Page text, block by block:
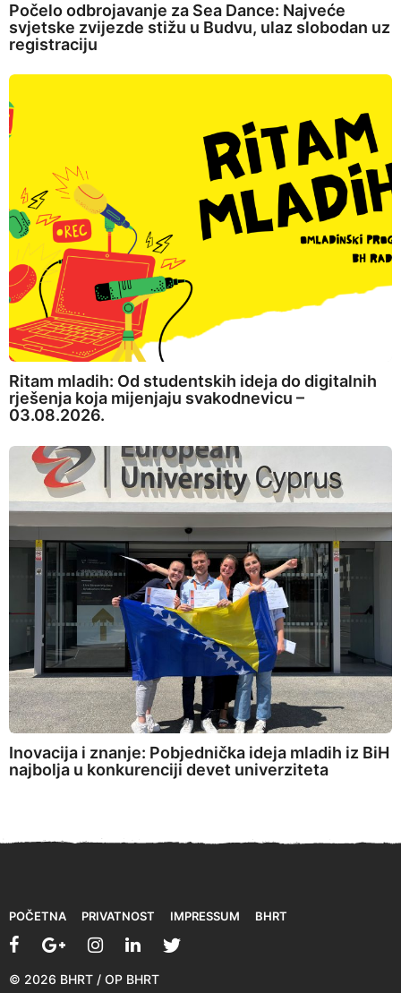
Počelo odbrojavanje za Sea Dance: Najveće
svjetske zvijezde stižu u Budvu, ulaz slobodan uz
registraciju
Ritam mladih: Od studentskih ideja do digitalnih
rješenja koja mijenjaju svakodnevicu –
03.08.2026.
Inovacija i znanje: Pobjednička ideja mladih iz BiH
najbolja u konkurenciji devet univerziteta
POČETNA PRIVATNOST IMPRESSUM BHRT
© 2026 BHRT / OP BHRT